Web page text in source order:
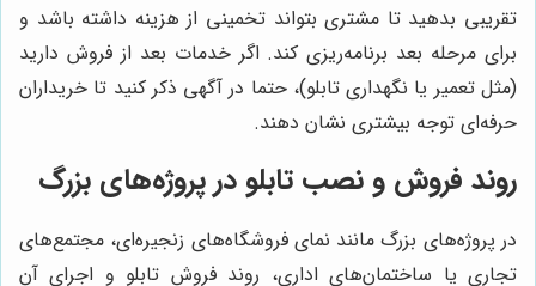
تقریبی بدهید تا مشتری بتواند تخمینی از هزینه داشته باشد و
برای مرحله بعد برنامه‌ریزی کند. اگر خدمات بعد از فروش دارید
(مثل تعمیر یا نگهداری تابلو)، حتما در آگهی ذکر کنید تا خریداران
حرفه‌ای توجه بیشتری نشان دهند.
روند فروش و نصب تابلو در پروژه‌های بزرگ
در پروژه‌های بزرگ مانند نمای فروشگاه‌های زنجیره‌ای، مجتمع‌های
تجاری یا ساختمان‌های اداری، روند فروش تابلو و اجرای آن